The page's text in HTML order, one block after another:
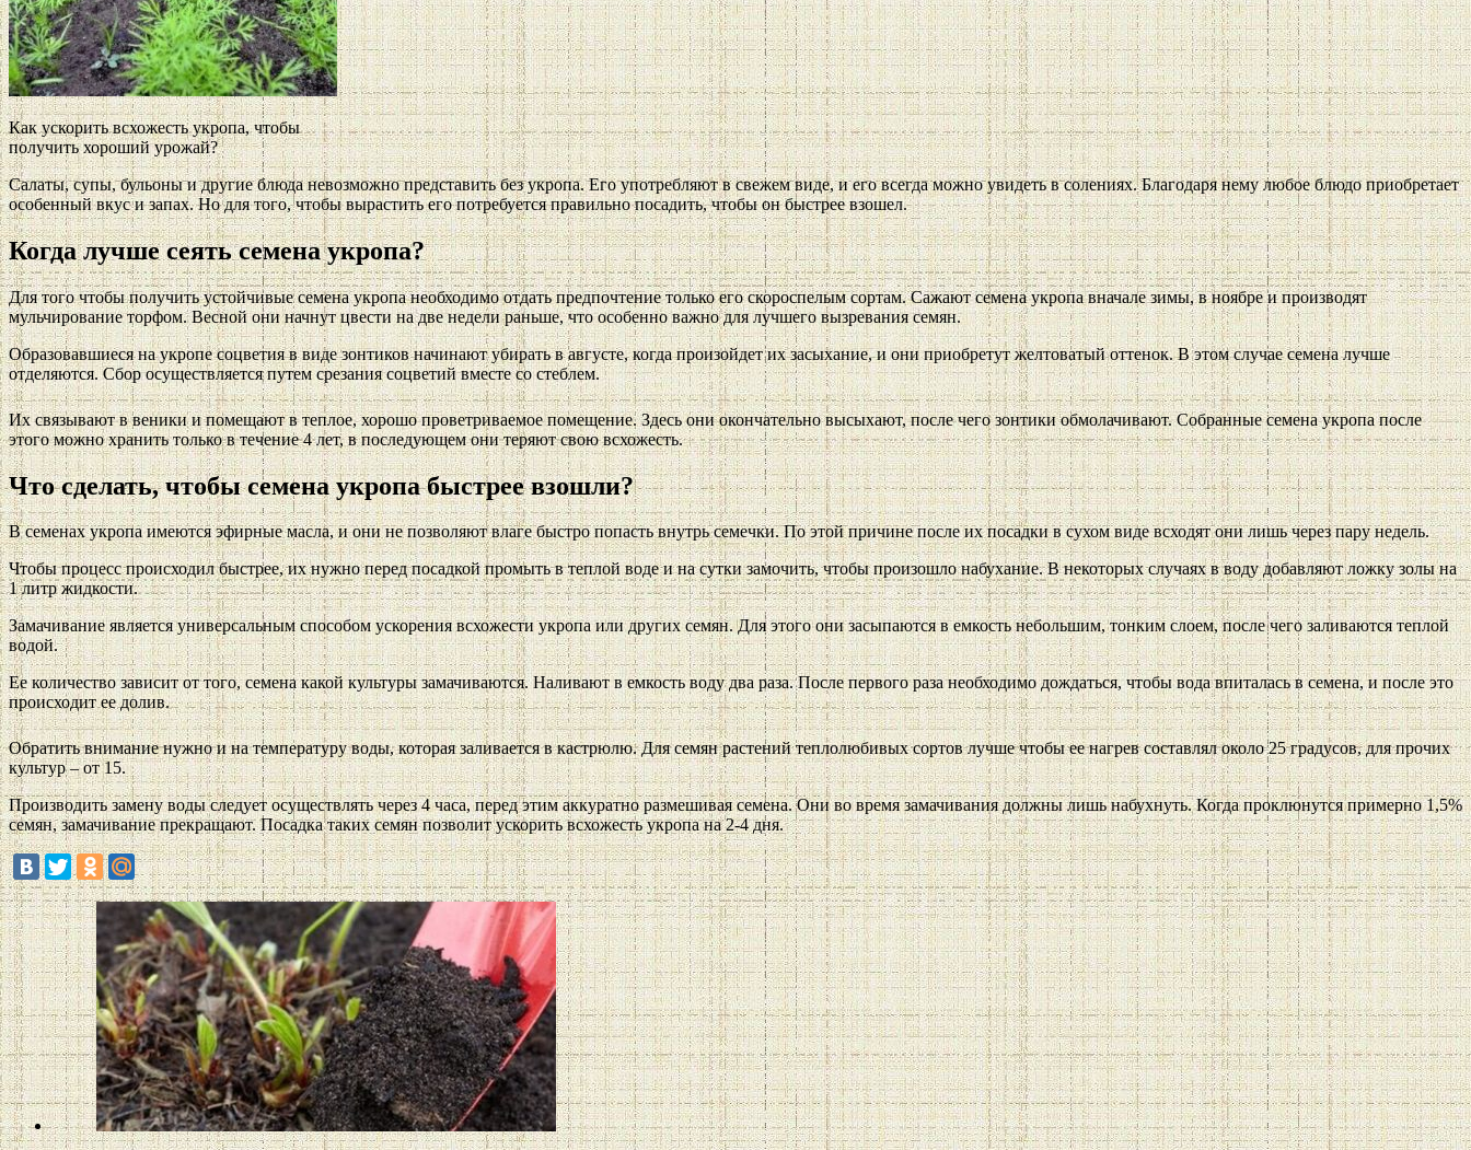
Как ускорить всхожесть укропа, чтобы
получить хороший урожай?
Салаты, супы, бульоны и другие блюда невозможно представить без укропа. Его употребляют в свежем виде, и его всегда можно увидеть в солениях. Благодаря нему любое блюдо приобретает
особенный вкус и запах. Но для того, чтобы вырастить его потребуется правильно посадить, чтобы он быстрее взошел.
Когда лучше сеять семена укропа?
Для того чтобы получить устойчивые семена укропа необходимо отдать предпочтение только его скороспелым сортам. Сажают семена укропа вначале зимы, в ноябре и производят
мульчирование торфом. Весной они начнут цвести на две недели раньше, что особенно важно для лучшего вызревания семян.
Образовавшиеся на укропе соцветия в виде зонтиков начинают убирать в августе, когда произойдет их засыхание, и они приобретут желтоватый оттенок. В этом случае семена лучше
отделяются. Сбор осуществляется путем срезания соцветий вместе со стеблем.
Их связывают в веники и помещают в теплое, хорошо проветриваемое помещение. Здесь они окончательно высыхают, после чего зонтики обмолачивают. Собранные семена укропа после
этого можно хранить только в течение 4 лет, в последующем они теряют свою всхожесть.
Что сделать, чтобы семена укропа быстрее взошли?
В семенах укропа имеются эфирные масла, и они не позволяют влаге быстро попасть внутрь семечки. По этой причине после их посадки в сухом виде всходят они лишь через пару недель.
Чтобы процесс происходил быстрее, их нужно перед посадкой промыть в теплой воде и на сутки замочить, чтобы произошло набухание. В некоторых случаях в воду добавляют ложку золы на
1 литр жидкости.
Замачивание является универсальным способом ускорения всхожести укропа или других семян. Для этого они засыпаются в емкость небольшим, тонким слоем, после чего заливаются теплой
водой.
Ее количество зависит от того, семена какой культуры замачиваются. Наливают в емкость воду два раза. После первого раза необходимо дождаться, чтобы вода впиталась в семена, и после это
происходит ее долив.
Обратить внимание нужно и на температуру воды, которая заливается в кастрюлю. Для семян растений теплолюбивых сортов лучше чтобы ее нагрев составлял около 25 градусов, для прочих
культур – от 15.
Производить замену воды следует осуществлять через 4 часа, перед этим аккуратно размешивая семена. Они во время замачивания должны лишь набухнуть. Когда проклюнутся примерно 1,5%
семян, замачивание прекращают. Посадка таких семян позволит ускорить всхожесть укропа на 2-4 дня.